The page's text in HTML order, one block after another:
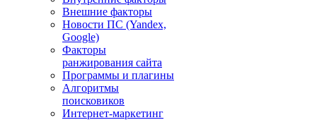
Внешние факторы
Новости ПС (Yandex,
Google)
Факторы
ранжирования сайта
Программы и плагины
Алгоритмы
поисковиков
Интернет-маркетинг